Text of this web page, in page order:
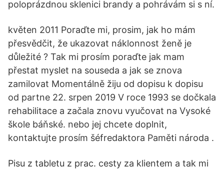
poloprázdnou sklenici brandy a pohrávám si s ní.
květen 2011 Poraďte mi, prosim, jak ho mám
přesvědčit, že ukazovat náklonnost ženě je
důležité ? Tak mi prosím poraďte jak mam
přestat myslet na souseda a jak se znova
zamilovat Momentálně žiju od dopisu k dopisu
od partne 22. srpen 2019 V roce 1993 se dočkala
rehabilitace a začala znovu vyučovat na Vysoké
škole báňské. nebo jej chcete doplnit,
kontaktujte prosím šéfredaktora Paměti národa .
Pisu z tabletu z prac. cesty za klientem a tak mi